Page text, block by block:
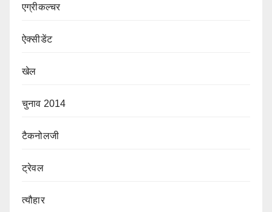
एग्रीकल्चर
ऐक्सीडेंट
खेल
चुनाव 2014
टैकनोलजी
ट्रेवल
त्यौहार